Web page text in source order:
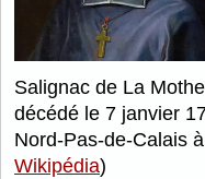
Salignac de La
décédé le 7 janvier
Nord-Pas-de-Calais
Wikipédia)